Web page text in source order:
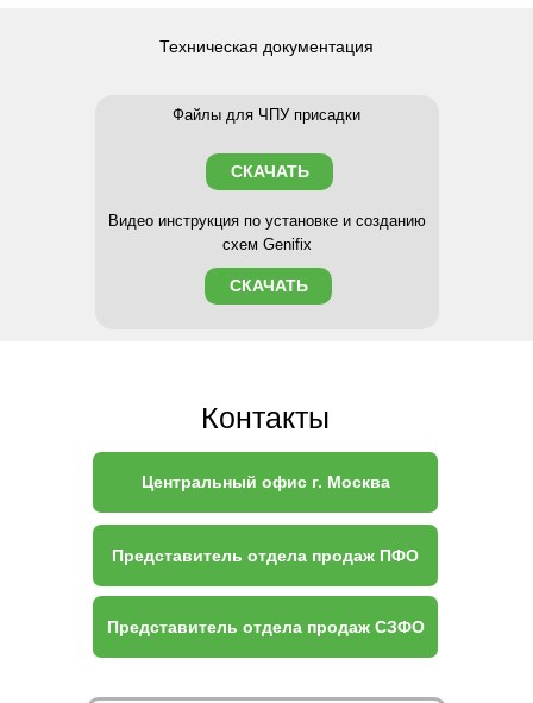
СКАЧАТЬ
Видео инструкция по установке и созданию
схем Genifix
Файлы для ЧПУ присадки
Техническая документация
СКАЧАТЬ